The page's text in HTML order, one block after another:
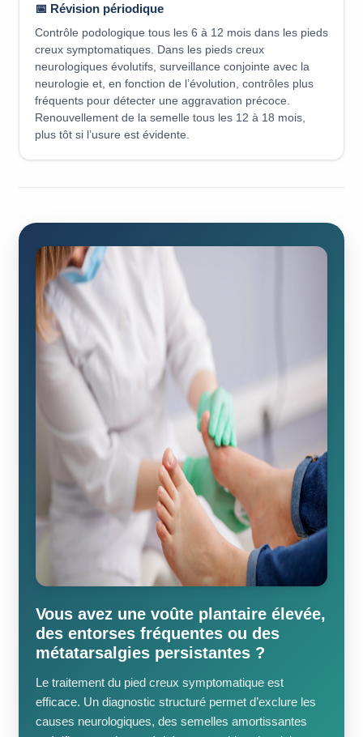
📅 Révision périodique
Contrôle podologique tous les 6 à 12 mois dans les pieds
creux symptomatiques. Dans les pieds creux
neurologiques évolutifs, surveillance conjointe avec la
neurologie et, en fonction de l’évolution, contrôles plus
fréquents pour détecter une aggravation précoce.
Renouvellement de la semelle tous les 12 à 18 mois,
plus tôt si l’usure est évidente.
Vous avez une voûte plantaire élevée,
des entorses fréquentes ou des
métatarsalgies persistantes ?
Le traitement du pied creux symptomatique est
efficace. Un diagnostic structuré permet d’exclure les
causes neurologiques, des semelles amortissantes